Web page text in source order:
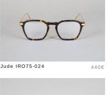
Jude IRO75-024 Prix
440€